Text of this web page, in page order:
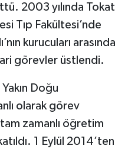
2003 yılında Tokat
Tıp Fakültesi’nde
kurucuları arasında
görevler üstlendi.
Doğu
olarak görev
zamanlı öğretim
1 Eylül 2014’ten